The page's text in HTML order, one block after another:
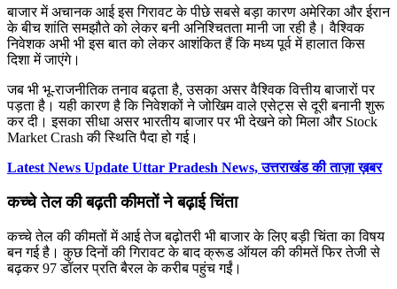
बाजार में अचानक आई इस गिरावट के पीछे सबसे बड़ा कारण अमेरिका और ईरान
के बीच शांति समझौते को लेकर बनी अनिश्चितता मानी जा रही है। वैश्विक
निवेशक अभी भी इस बात को लेकर आशंकित हैं कि मध्य पूर्व में हालात किस
दिशा में जाएंगे।
जब भी भू-राजनीतिक तनाव बढ़ता है, उसका असर वैश्विक वित्तीय बाजारों पर
पड़ता है। यही कारण है कि निवेशकों ने जोखिम वाले एसेट्स से दूरी बनानी शुरू
कर दी। इसका सीधा असर भारतीय बाजार पर भी देखने को मिला और Stock
Market Crash की स्थिति पैदा हो गई।
Latest News Update Uttar Pradesh News, उत्तराखंड की ताज़ा ख़बर
कच्चे तेल की बढ़ती कीमतों ने बढ़ाई चिंता
कच्चे तेल की कीमतों में आई तेज बढ़ोतरी भी बाजार के लिए बड़ी चिंता का विषय
बन गई है। कुछ दिनों की गिरावट के बाद क्रूड ऑयल की कीमतें फिर तेजी से
बढ़कर 97 डॉलर प्रति बैरल के करीब पहुंच गईं।